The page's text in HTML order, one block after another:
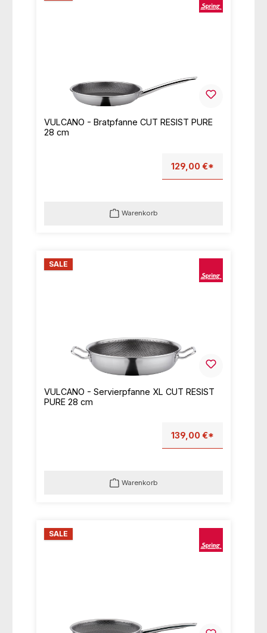
VULCANO - Bratpfanne CUT RESIST PURE
28 cm
129,00 €*
Warenkorb
SALE
VULCANO - Servierpfanne XL CUT RESIST
PURE 28 cm
139,00 €*
Warenkorb
SALE